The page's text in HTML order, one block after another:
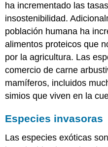
ha incrementado las
insostenibilidad.
población humana ha
alimentos proteicos que
por la agricultura. Las
comercio de carne
mamíferos, incluidos
simios que viven en la
Especies invasoras
Las especies exóticas